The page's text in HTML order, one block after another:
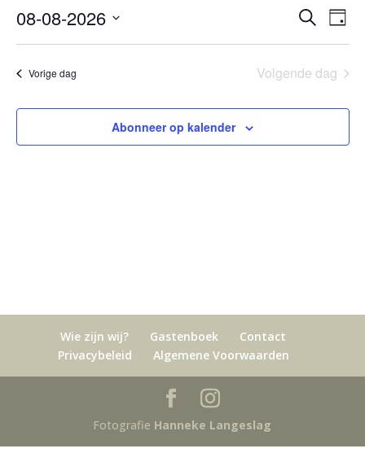
augustus
2026
Zoeken
Dag
08-08-2026
datum.
Vorige dag Volgende dag
Abonneer op kalender
Wie zijn wij? Gastenboek
Contact
Privacybeleid
Algemene Voorwaarden
Fotografie Hanneke Langeslag